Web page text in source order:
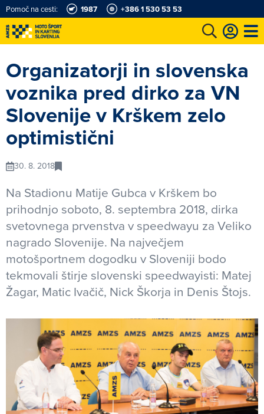
Pomoč na cesti: 1987 +386 1 530 53 53
Organizatorji in slovenska
voznika pred dirko za VN
Slovenije v Krškem zelo
optimistični
30. 8. 2018
Na Stadionu Matije Gubca v Krškem bo
prihodnjo soboto, 8. septembra 2018, dirka
svetovnega prvenstva v speedwayu za Veliko
nagrado Slovenije. Na največjem
motošportnem dogodku v Sloveniji bodo
tekmovali štirje slovenski speedwayisti: Matej
Žagar, Matic Ivačič, Nick Škorja in Denis Štojs.